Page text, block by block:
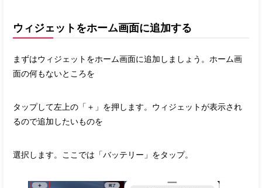
ウィジェットをホーム画面に追加する
まずはウィジェットをホーム画面に追加しましょう。ホーム画
面の何もないところを
タップして左上の「＋」を押します。ウィジェットが表示され
るので追加したいものを
選択します。ここでは「バッテリー」をタップ。